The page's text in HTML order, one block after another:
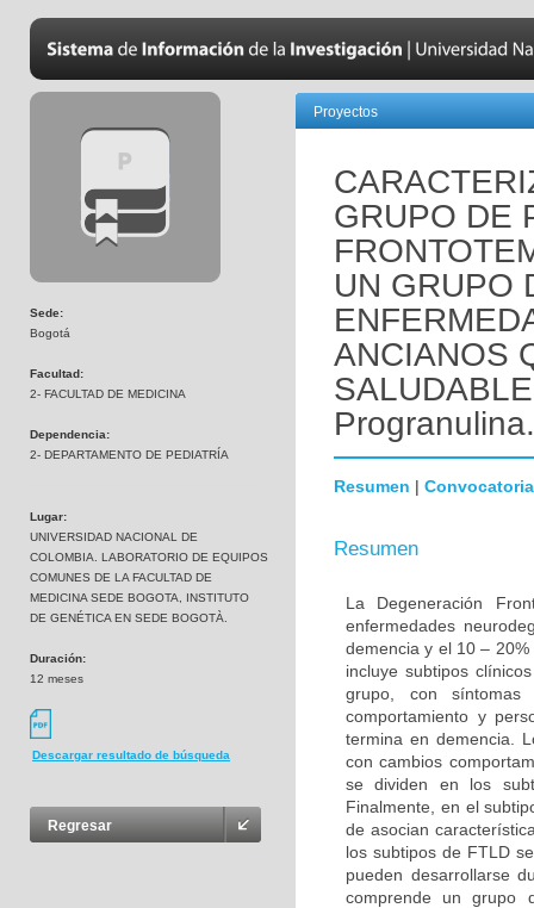
Sede:
Bogotá
Facultad:
2- FACULTAD DE MEDICINA
Dependencia:
2- DEPARTAMENTO DE PEDIATRÍA
Lugar:
UNIVERSIDAD NACIONAL DE
COLOMBIA. LABORATORIO DE EQUIPOS
COMUNES DE LA FACULTAD DE
MEDICINA SEDE BOGOTA, INSTITUTO
DE GENÉTICA EN SEDE BOGOTÀ.
Duración:
12 meses
Descargar resultado de búsqueda
Regresar
Proyectos
GRUPO DE
UN GRUPO
ANCIANOS
Progranulina.
Resumen | Convocatoria
Resumen
La Degeneración
enfermedades
demencia y el 10 –
incluye subtipos
grupo, con síntomas
comportamiento y
termina en demencia.
con cambios
se dividen en los
Finalmente, en el
de asocian
los subtipos de FTLD
pueden desarrollarse
comprende un grupo